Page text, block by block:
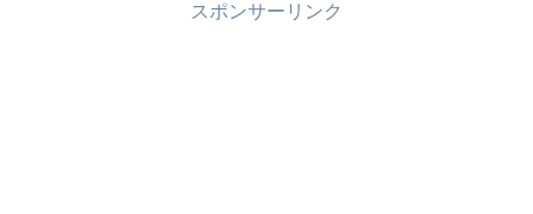
スポンサーリンク